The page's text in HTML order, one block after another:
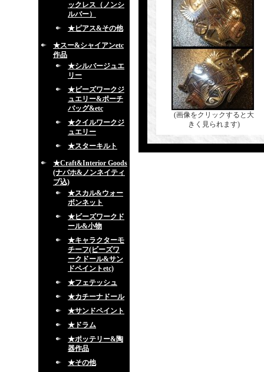
ックレス（ノンシ
ルバー）
★ピアス&その他
★スー&シャイアンetc
作品
★シルバージュエ
リー
★ビーズワークジ
ュエリー&ポーチ
バッグ&etc
★クイルワークジ
ュエリー
★スターキルト
★Craft&Interior Goods
(ナバホ&ノンネイティ
ブ込)
★スカル&ウォー
ボンネット
★ビーズワークド
ール&小物
★キャラクターモ
チーフ(ビーズワ
ークドール&サン
ドペイントetc)
★フェテッシュ
★カチーナドール
★サンドペイント
★ドラム
★ポッテリー&陶
器作品
★その他
(画像をクリックすると大
きく見られます)